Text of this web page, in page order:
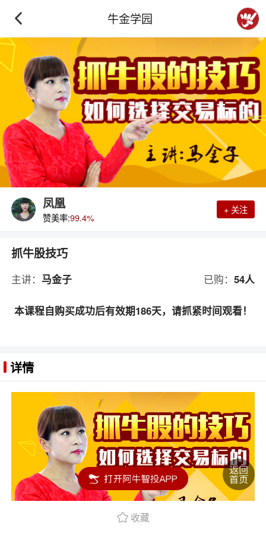
牛金学园
凤凰
赞美率:99.4%
+ 关注
抓牛股技巧
主讲： 马金子 已购： 54人
本课程自购买成功后有效期186天，请抓紧时间观看！
详情
收藏